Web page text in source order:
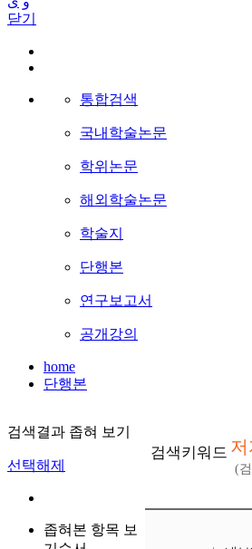
닫기
통합검색
국내학술논문
학위논문
해외학술논문
학술지
단행본
연구보고서
공개강의
home
단행본
검색결과 좁혀 보기
선택해제
좁혀본 항목 보
검색키워드
(